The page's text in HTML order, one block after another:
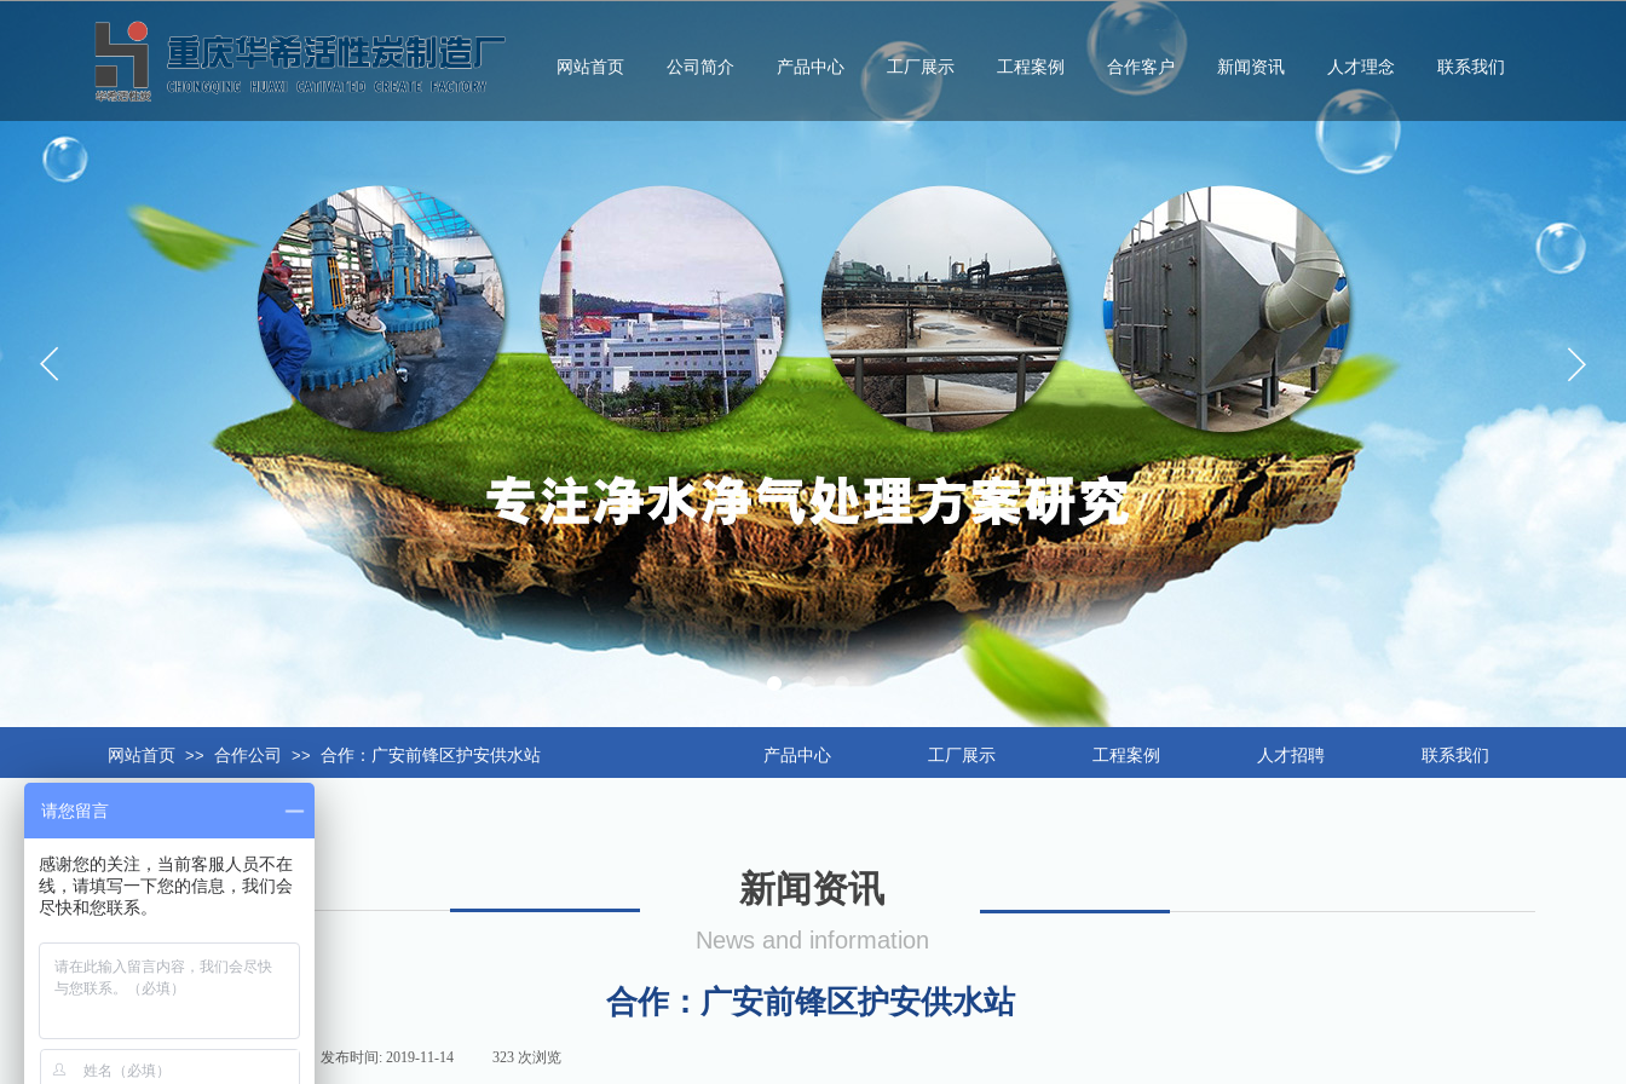
网站首页 公司简介 产品中心 工厂展示 工程案例 合作客户 新闻资讯 人才理念 联系我们
产品中心 工厂展示 工程案例 人才招聘 联系我们
网站首页 >> 合作公司 >> 合作：广安前锋区护安供水站
新闻资讯
News and information
合作：广安前锋区护安供水站
发布时间: 2019-11-14 323 次浏览
请您留言
感谢您的关注，当前客服人员不在
线，请填写一下您的信息，我们会
尽快和您联系。